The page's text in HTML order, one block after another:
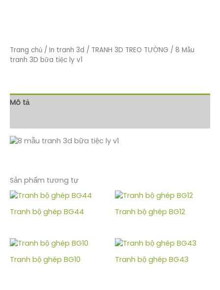
Trang chủ / In tranh 3d / TRANH 3D TREO TƯỜNG / 8 Mẫu
tranh 3D bữa tiệc ly v1
Mô tả
Sản phẩm tương tự
Tranh bộ ghép BG44 Tranh bộ ghép BG12
Tranh bộ ghép BG10 Tranh bộ ghép BG43